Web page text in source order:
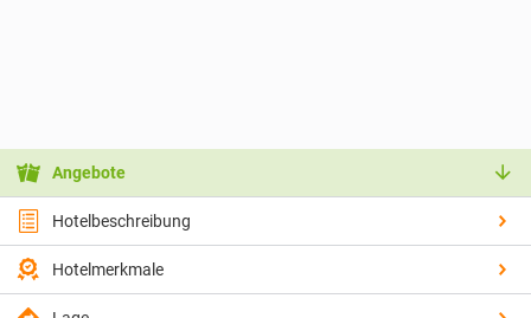
Angebote
Hotelbeschreibung
Hotelmerkmale